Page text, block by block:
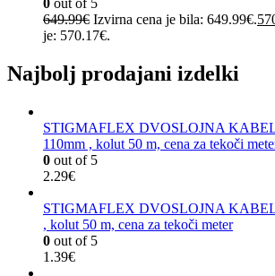
0 out of 5
649.99€ Izvirna cena je bila: 649.99€.
je: 570.17€.
Najbolj prodajani izdelki
STIGMAFLEX DVOSLOJNA
110mm , kolut 50 m, cena za tekoči
0 out of 5
2.29€
STIGMAFLEX DVOSLOJNA
, kolut 50 m, cena za tekoči meter
0 out of 5
1.39€